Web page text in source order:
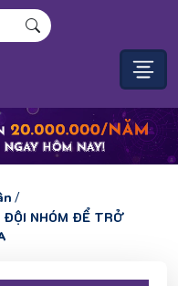
/
ĐỘI NHÓM ĐỂ TRỞ